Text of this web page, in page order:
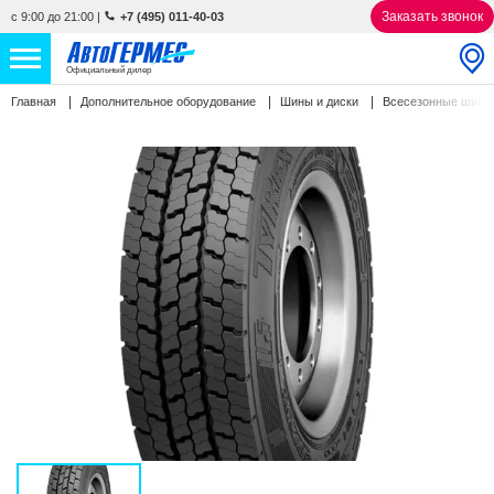
с 9:00 до 21:00 | +7 (495) 011-40-03 Заказать звонок
Официальный дилер
НОВЫЕ АВТОМОБИЛИ 4763 авто
С ПРОБЕГОМ 863 авто
О КОМПАНИИ
Избранное
Главная Дополнительное оборудование Шины и диски Всесезонные